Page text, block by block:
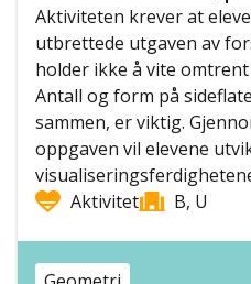
Aktiviteten krever at
utbrettede utgaven av
holder ikke å vite
Antall og form på
sammen, er viktig.
oppgaven vil elevene
Aktivitet
B, U